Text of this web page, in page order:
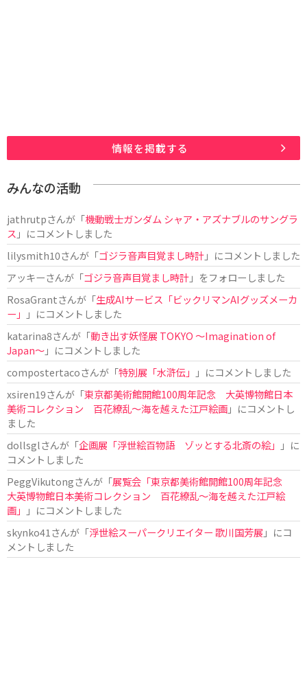
情報を掲載する
みんなの活動
jathrutpさんが「機動戦士ガンダム シャア・アズナブルのサングラ
ス 」にコメントしました
lilysmith10さんが「ゴジラ音声目覚まし時計」にコメントしました
アッキーさんが「ゴジラ音声目覚まし時計」をフォローしました
RosaGrantさんが「生成AIサービス「ビックリマンAIグッズメーカ
ー」
」にコメントしました
katarina8さんが「動き出す妖怪展 TOKYO 〜Imagination of
Japan〜」にコメントしました
compostertacoさんが「特別展「水滸伝」
」にコメントしました
xsiren19さんが「東京都美術館開館100周年記念 大英博物館日本
美術コレクション 百花繚乱～海を越えた江戸絵画」にコメントし
ました
dollsglさんが「企画展「浮世絵百物語 ゾッとする北斎の絵」
」に
コメントしました
PeggVikutongさんが「展覧会「東京都美術館開館100周年記念
大英博物館日本美術コレクション 百花繚乱〜海を越えた江戸絵
画」
」にコメントしました
skynko41 さんが「浮世絵スーパークリエイター 歌川国芳展 」にコ
メントしました